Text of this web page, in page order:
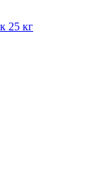
25 кг